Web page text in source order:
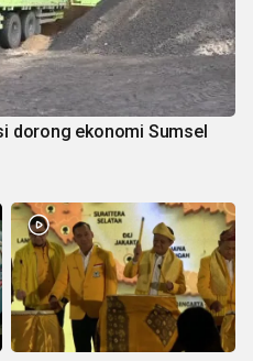
dorong ekonomi Sumsel